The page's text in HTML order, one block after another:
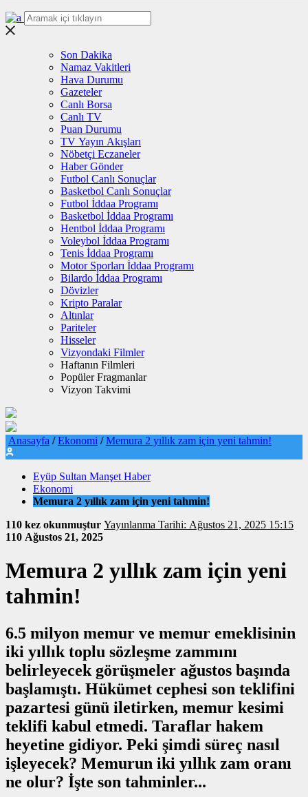
Son Dakika
Namaz Vakitleri
Hava Durumu
Gazeteler
Canlı Borsa
Canlı TV
Puan Durumu
TV Yayın Akışları
Nöbetçi Eczaneler
Haber Gönder
Futbol Canlı Sonuçlar
Basketbol Canlı Sonuçlar
Futbol İddaa Programı
Basketbol İddaa Programı
Hentbol İddaa Programı
Voleybol İddaa Programı
Tenis İddaa Programı
Motor Sporları İddaa Programı
Bilardo İddaa Programı
Dövizler
Kripto Paralar
Altınlar
Pariteler
Hisseler
Vizyondaki Filmler
Haftanın Filmleri
Popüler Fragmanlar
Vizyon Takvimi
Anasayfa / Ekonomi / Memura 2 yıllık zam için yeni tahmin!
Eyüp Sultan Manşet Haber
Ekonomi
Memura 2 yıllık zam için yeni tahmin!
110 kez okunmuştur
Yayınlanma Tarihi: Ağustos 21, 2025 15:15
110 Ağustos 21, 2025
Memura 2 yıllık zam için yeni
tahmin!
6.5 milyon memur ve memur emeklisinin
iki yıllık toplu sözleşme zammını
belirleyecek görüşmeler ağustos başında
başlamıştı. Hükümet cephesi son teklifini
pazartesi günü iletirken, memur kesimi
teklifi kabul etmedi. Taraflar hakem
heyetine gidiyor. Peki şimdi süreç nasıl
işleyecek? Memurun iki yıllık zam oranı
ne olur? İşte son tahminler...